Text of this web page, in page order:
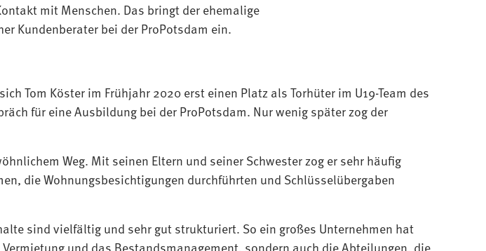
mit Menschen. Das bringt der ehemalige
Kundenberater bei der ProPotsdam ein.
Tom Köster im Frühjahr 2020 erst einen Platz als Torhüter im U19-Team des
für eine Ausbildung bei der ProPotsdam. Nur wenig später zog der
Weg. Mit seinen Eltern und seiner Schwester zog er sehr häufig
die Wohnungsbesichtigungen durchführten und Schlüsselübergaben
sind vielfältig und sehr gut strukturiert. So ein großes Unternehmen hat